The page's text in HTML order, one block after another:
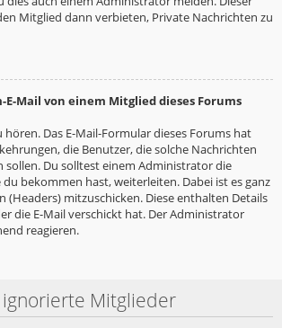
Mitglied dann verbieten, Private Nachrichten zu
E-Mail von einem Mitglied dieses Forums
hören. Das E-Mail-Formular dieses Forums hat
die Benutzer, die solche Nachrichten
sollen. Du solltest einem Administrator die
bekommen hast, weiterleiten. Dabei ist es ganz
(Headers) mitzuschicken. Diese enthalten Details
die E-Mail verschickt hat. Der Administrator
reagieren.
Mitglieder